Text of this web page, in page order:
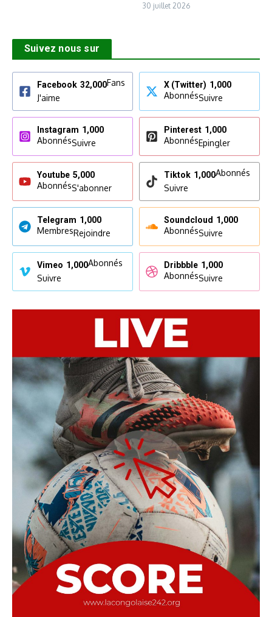
30 juillet 2026
Suivez nous sur
Facebook 32,000Fans
J'aime
X (Twitter) 1,000
AbonnésSuivre
Instagram 1,000
AbonnésSuivre
Pinterest 1,000
AbonnésEpingler
Youtube 5,000
AbonnésS'abonner
Tiktok 1,000Abonnés
Suivre
Telegram 1,000
MembresRejoindre
Soundcloud 1,000
AbonnésSuivre
Vimeo 1,000Abonnés
Suivre
Dribbble 1,000
AbonnésSuivre